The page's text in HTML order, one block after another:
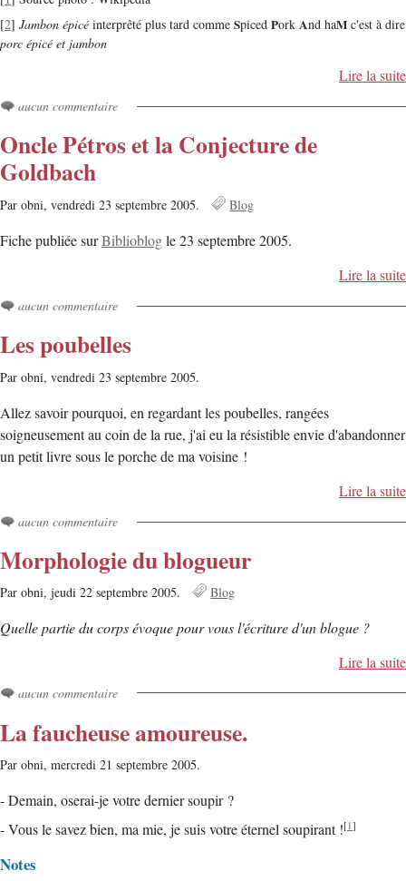
[2] Jambon épicé interprêté plus tard comme Spiced Pork And haM c'est à dire
porc épicé et jambon
Lire la suite
aucun commentaire
Oncle Pétros et la Conjecture de
Goldbach
Par obni, vendredi 23 septembre 2005. Blog
Fiche publiée surBiblioblogle 23 septembre 2005.
Lire la suite
aucun commentaire
Les poubelles
Par obni, vendredi 23 septembre 2005.
Allez savoir pourquoi, en regardant les poubelles, rangées
soigneusement au coin de la rue, j'ai eu la résistible envie d'abandonner
un petit livre sous le porche de ma voisine !
Lire la suite
aucun commentaire
Morphologie du blogueur
Par obni, jeudi 22 septembre 2005. Blog
Quelle partie du corps évoque pour vous l'écriture d'un blogue ?
Lire la suite
aucun commentaire
La faucheuse amoureuse.
Par obni, mercredi 21 septembre 2005.
- Demain, oserai-je votre dernier soupir ?
- Vous le savez bien, ma mie, je suis votre éternel soupirant ![ 1]
Notes